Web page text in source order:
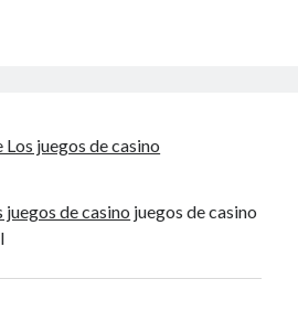
juegos de casino
de casino juegos de casino